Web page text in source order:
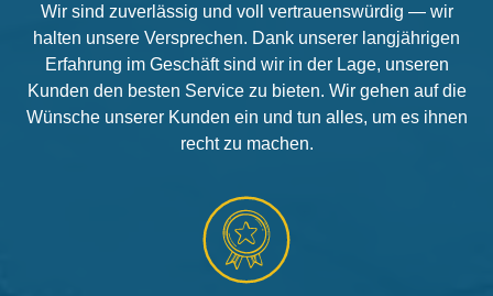
Wir sind zuverlässig und voll vertrauenswürdig — wir
halten unsere Versprechen. Dank unserer langjährigen
Erfahrung im Geschäft sind wir in der Lage, unseren
Kunden den besten Service zu bieten. Wir gehen auf die
Wünsche unserer Kunden ein und tun alles, um es ihnen
recht zu machen.